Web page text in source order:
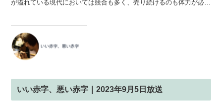
が溢れている現代においては競合も多く、売り続けるのも体力が必要
いい赤字、悪い赤字｜2023年9月5日放送